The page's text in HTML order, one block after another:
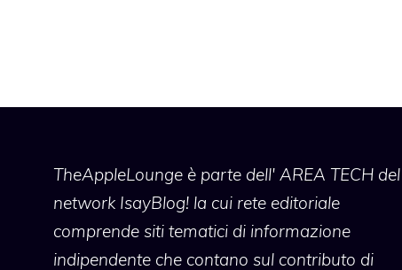
TheAppleLoungeè parte dell' AREA TECH del
network IsayBlog! la cui rete editoriale
comprende siti tematici di informazione
indipendente che contano sul contributo di